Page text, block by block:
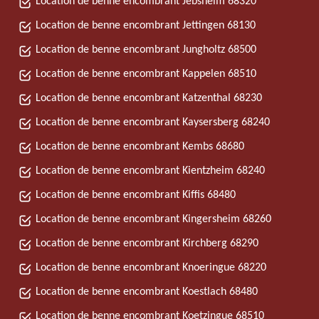
Location de benne encombrant Jettingen 68130
Location de benne encombrant Jungholtz 68500
Location de benne encombrant Kappelen 68510
Location de benne encombrant Katzenthal 68230
Location de benne encombrant Kaysersberg 68240
Location de benne encombrant Kembs 68680
Location de benne encombrant Kientzheim 68240
Location de benne encombrant Kiffis 68480
Location de benne encombrant Kingersheim 68260
Location de benne encombrant Kirchberg 68290
Location de benne encombrant Knoeringue 68220
Location de benne encombrant Koestlach 68480
Location de benne encombrant Koetzingue 68510